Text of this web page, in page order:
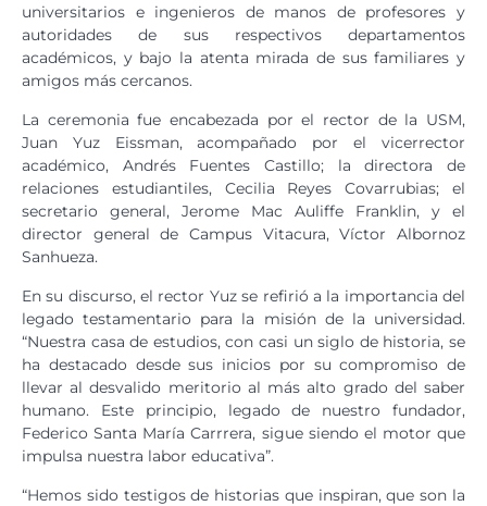
universitarios e ingenieros de manos de profesores y
autoridades de sus respectivos departamentos
académicos, y bajo la atenta mirada de sus familiares y
amigos más cercanos.
La ceremonia fue encabezada por el rector de la USM,
Juan Yuz Eissman, acompañado por el vicerrector
académico, Andrés Fuentes Castillo; la directora de
relaciones estudiantiles, Cecilia Reyes Covarrubias; el
secretario general, Jerome Mac Auliffe Franklin, y el
director general de Campus Vitacura, Víctor Albornoz
Sanhueza.
En su discurso, el rector Yuz se refirió a la importancia del
legado testamentario para la misión de la universidad.
“Nuestra casa de estudios, con casi un siglo de historia, se
ha destacado desde sus inicios por su compromiso de
llevar al desvalido meritorio al más alto grado del saber
humano. Este principio, legado de nuestro fundador,
Federico Santa María Carrrera, sigue siendo el motor que
impulsa nuestra labor educativa”.
“Hemos sido testigos de historias que inspiran, que son la